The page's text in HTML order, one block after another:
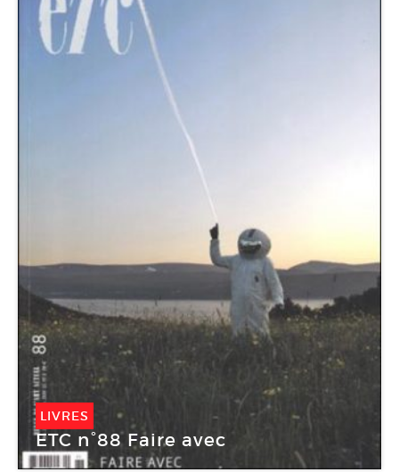
LIVRES
ETC n°88 Faire avec